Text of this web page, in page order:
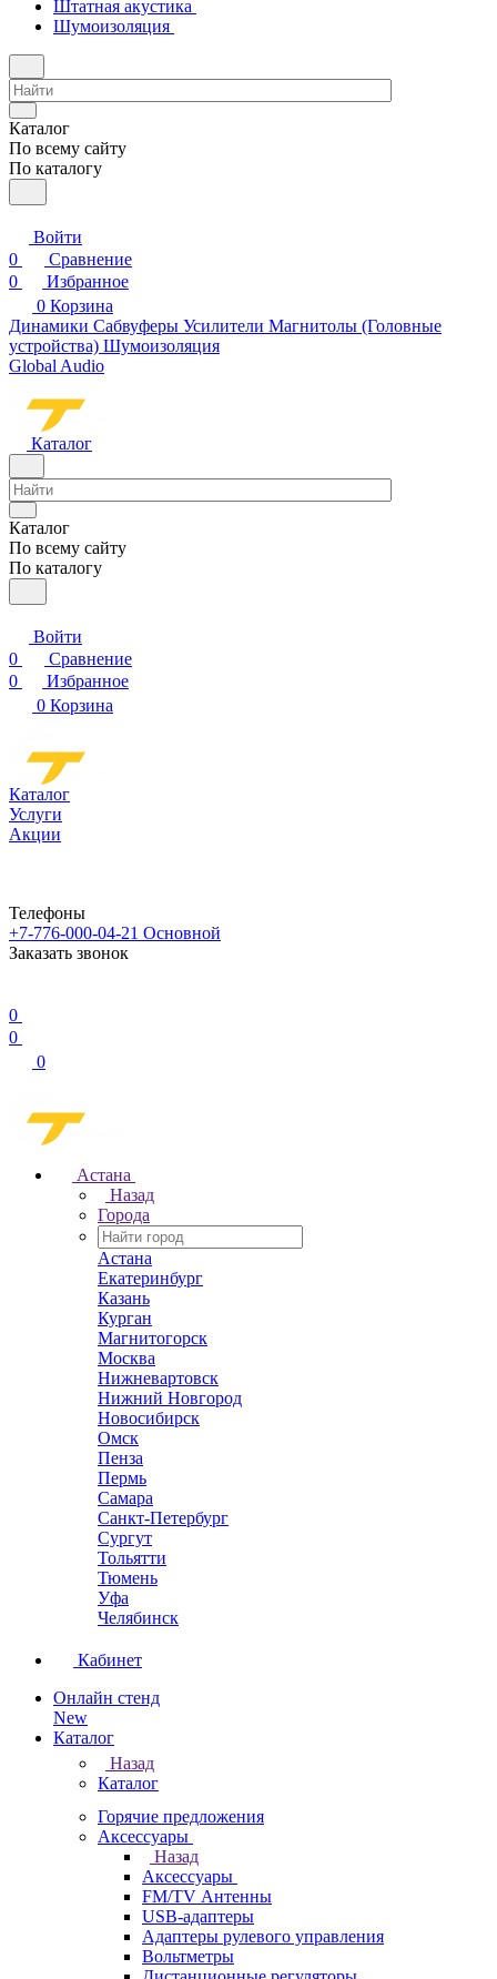
Штатная акустика
Шумоизоляция
Каталог
По всему сайту
По каталогу
Войти
0
Сравнение
0
Избранное
0 Корзина
Динамики Сабвуферы Усилители Магнитолы (Головные
устройства) Шумоизоляция
Global Audio
Каталог
Каталог
По всему сайту
По каталогу
Войти
0
Сравнение
0
Избранное
0 Корзина
Каталог
Услуги
Акции
Телефоны
+7-776-000-04-21 Основной
Заказать звонок
0
0
0
Астана
Назад
Города
Астана
Екатеринбург
Казань
Курган
Магнитогорск
Москва
Нижневартовск
Нижний Новгород
Новосибирск
Омск
Пенза
Пермь
Самара
Санкт-Петербург
Сургут
Тольятти
Тюмень
Уфа
Челябинск
Кабинет
Онлайн стенд
New
Каталог
Назад
Каталог
Горячие предложения
Аксессуары
Назад
Аксессуары
FM/TV Антенны
USB-адаптеры
Адаптеры рулевого управления
Вольтметры